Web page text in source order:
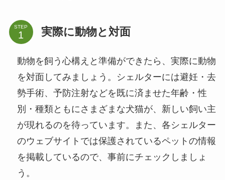
STEP 実際に動物と対面
動物を飼う心構えと準備ができたら、実際に動物
を対面してみましょう。シェルターには避妊・去
勢手術、予防注射などを既に済ませた年齢・性
別・種類ともにさまざまな犬猫が、新しい飼い主
が現れるのを待っています。また、各シェルター
のウェブサイトでは保護されているペットの情報
を掲載しているので、事前にチェックしましょ
う。